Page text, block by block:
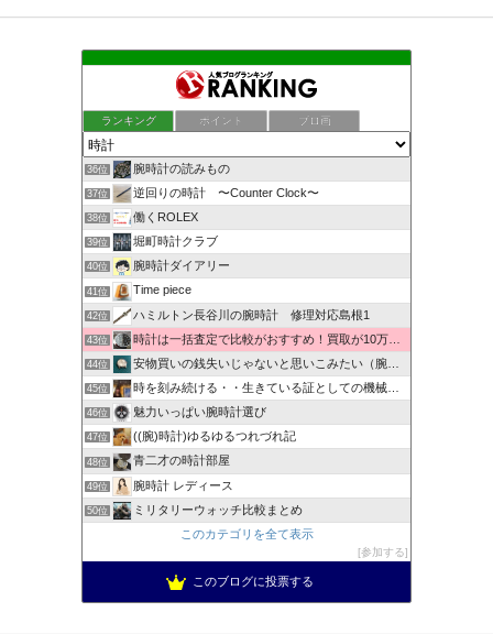
ランキング ポイント ブロ画
36位 腕時計の読みもの
37位 逆回りの時計 〜Counter Clock〜
38位 働くROLEX
39位 堀町時計クラブ
40位 腕時計ダイアリー
41位 Time piece
42位 ハミルトン長谷川の腕時計 修理対応島根1
43位 時計は一括査定で比較がおすすめ！買取が10万以上違うことも！
44位 安物買いの銭失いじゃないと思いこみたい（腕時計編）
45位 時を刻み続ける・・生きている証としての機械式時計
46位 魅力いっぱい腕時計選び
47位 ((腕)時計)ゆるゆるつれづれ記
48位 青二才の時計部屋
49位 腕時計 レディース
50位
ミリタリーウォッチ比較まとめ
このカテゴリを全て表示
参加する
このブログに投票する